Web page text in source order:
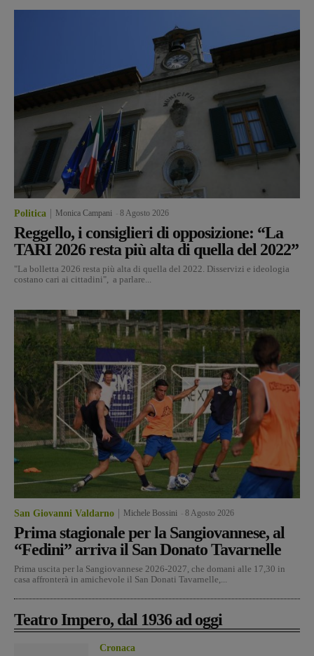
Politica Monica Campani 8 Agosto 2026
Reggello, i consiglieri di opposizione: “La
TARI 2026 resta più alta di quella del 2022”
"La bolletta 2026 resta più alta di quella del 2022. Disservizi e ideologia
costano cari ai cittadini", a parlare...
San Giovanni Valdarno Michele Bossini 8 Agosto 2026
Prima stagionale per la Sangiovannese, al
“Fedini” arriva il San Donato Tavarnelle
Prima uscita per la Sangiovannese 2026-2027, che domani alle 17,30 in
casa affronterà in amichevole il San Donati Tavarnelle,...
Teatro Impero, dal 1936 ad oggi
Cronaca